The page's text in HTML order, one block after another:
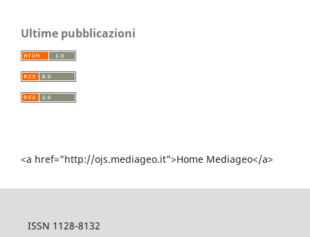
Ultime pubblicazioni
<a href="http://ojs.mediageo.it">Home Mediageo</a>
ISSN 1128-8132